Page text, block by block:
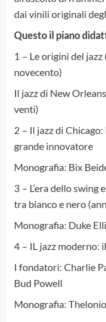
dai vinili originali
Questo il piano
1 – Le origini del
novecento)
Il jazz di New
venti)
2 – Il jazz di
grande innovatore
Monografia: Bix
3 – L’era dello swing
tra bianco e nero
Monografia: Duke
4 – IL jazz moderno:
I fondatori: Charlie
Bud Powell
Monografia: